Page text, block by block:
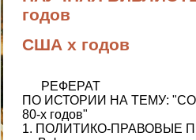
годов
США х годов
РЕФЕРАТ
ПО ИСТОРИИ НА ТЕМУ:
80-х годов"
1. ПОЛИТИКО-ПРАВОВЫЕ